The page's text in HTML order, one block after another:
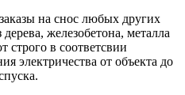
на снос любых других
железобетона, металла
строго в соответсвии
электричества от объекта до